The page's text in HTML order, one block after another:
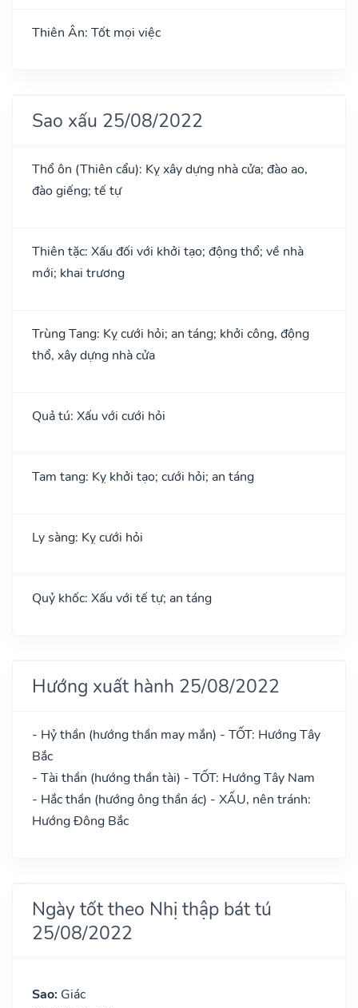
Thiên Ân: Tốt mọi việc
Sao xấu 25/08/2022
Thổ ôn (Thiên cẩu): Kỵ xây dựng nhà cửa; đào ao,
đào giếng; tế tự
Thiên tặc: Xấu đối với khởi tạo; động thổ; về nhà
mới; khai trương
Trùng Tang: Kỵ cưới hỏi; an táng; khởi công, động
thổ, xây dựng nhà cửa
Quả tú: Xấu với cưới hỏi
Tam tang: Kỵ khởi tạo; cưới hỏi; an táng
Ly sàng: Kỵ cưới hỏi
Quỷ khốc: Xấu với tế tự; an táng
Hướng xuất hành 25/08/2022
- Hỷ thần (hướng thần may mắn) - TỐT: Hướng Tây
Bắc
- Tài thần (hướng thần tài) - TỐT: Hướng Tây Nam
- Hắc thần (hướng ông thần ác) - XẤU, nên tránh:
Hướng Đông Bắc
Ngày tốt theo Nhị thập bát tú
25/08/2022
Sao: Giác